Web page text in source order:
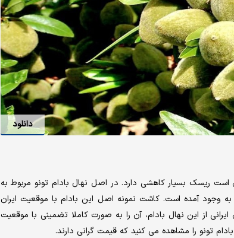
دانلود
است ریسک بسیار کاهشی دارد. در اصل نهال بادام تونو مربوط به
به وجود آمده است. کاشت نمونه اصل این بادام با موقعیت ایران
از این نهال بادام، آن را به صورت کاملا تضمینی با موقعیت
تونو را مشاهده می کنید که قیمت گرانی دارند.